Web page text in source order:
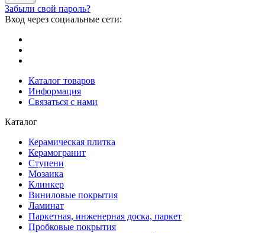
Забыли свой пароль?
Вход через социальные сети:
Каталог товаров
Информация
Связаться с нами
Каталог
Керамическая плитка
Керамогранит
Ступени
Мозаика
Клинкер
Виниловые покрытия
Ламинат
Паркетная, инженерная доска, паркет
Пробковые покрытия